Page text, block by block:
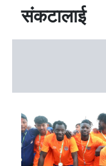
संकटालाई